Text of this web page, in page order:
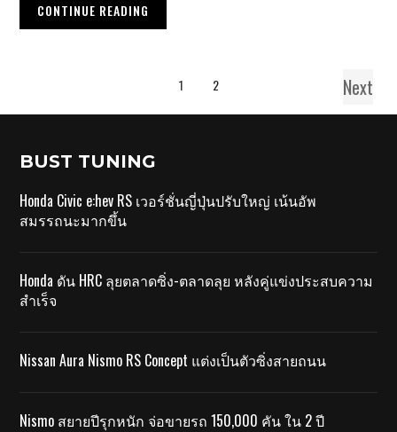
CONTINUE READING
1 2 Next
BUST TUNING
Honda Civic e:hev RS เวอร์ชั่นญี่ปุ่นปรับใหญ่ เน้นอัพ
สมรรถนะมากขึ้น
Honda ดัน HRC ลุยตลาดซิ่ง-ตลาดลุย หลังคู่แข่งประสบความ
สำเร็จ
Nissan Aura Nismo RS Concept แต่งเป็นตัวซิ่งสายถนน
Nismo สยายปีรุกหนัก จ่อขายรถ 150,000 คัน ใน 2 ปี